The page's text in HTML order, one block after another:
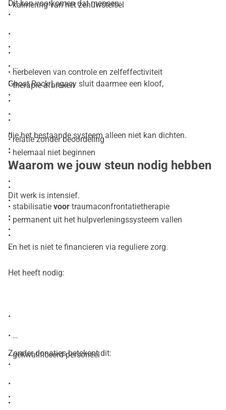
• kalmering van het zenuwstelsel
•
•
•
• herbeleven van controle en zelfeffectiviteit
•
•
•
• relatie zonder beoordeling
•
•
•
• stabilisatie voor traumaconfrontatietherapie
•
•
Dit kan voorkomen dat mensen:
•
•
• therapie afbreken
•
•
•
• helemaal niet beginnen
•
•
•
• permanent uit het hulpverleningssysteem vallen
•
•
Ghost Rock Legacy sluit daarmee een kloof,
die het bestaande systeem alleen niet kan dichten.
Waarom we jouw steun nodig hebben
Dit werk is intensief.
En het is niet te financieren via reguliere zorg.
Het heeft nodig:
•
•
• gekwalificeerd personeel
•
•
•
Zonder donaties betekent dit:
•